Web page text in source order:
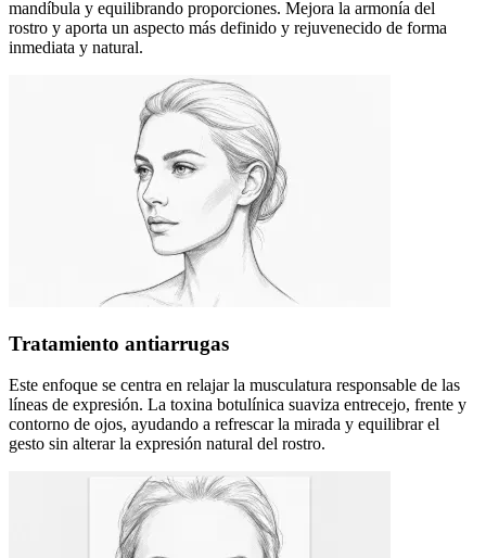
mandíbula y equilibrando proporciones. Mejora la armonía del
rostro y aporta un aspecto más definido y rejuvenecido de forma
inmediata y natural.
Tratamiento antiarrugas
Este enfoque se centra en relajar la musculatura responsable de las
líneas de expresión. La toxina botulínica suaviza entrecejo, frente y
contorno de ojos, ayudando a refrescar la mirada y equilibrar el
gesto sin alterar la expresión natural del rostro.